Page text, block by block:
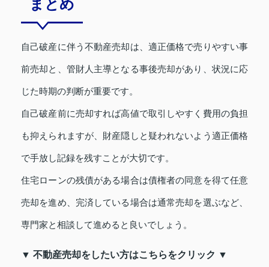
まとめ
自己破産に伴う不動産売却は、適正価格で売りやすい事
前売却と、管財人主導となる事後売却があり、状況に応
じた時期の判断が重要です。
自己破産前に売却すれば高値で取引しやすく費用の負担
も抑えられますが、財産隠しと疑われないよう適正価格
で手放し記録を残すことが大切です。
住宅ローンの残債がある場合は債権者の同意を得て任意
売却を進め、完済している場合は通常売却を選ぶなど、
専門家と相談して進めると良いでしょう。
▼ 不動産売却をしたい方はこちらをクリック ▼